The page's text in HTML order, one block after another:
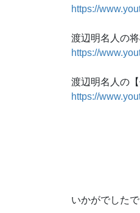
https://
渡辺明名人の
https://
渡辺明名人の【
https://
いかがでしたで